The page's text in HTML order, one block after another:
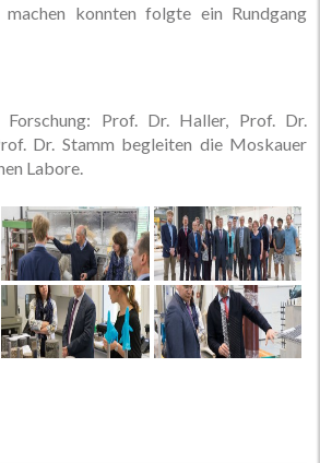
machen konnten folgte ein Rundgang
Prof. Dr. Haller, Prof. Dr.
Dr. Stamm begleiten die Moskauer
Labore.